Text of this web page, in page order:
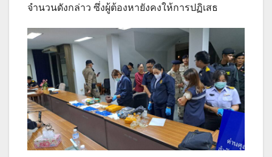
จำนวนดังกล่าว ซึ่งผู้ต้องหายังคงให้การปฏิเสธ